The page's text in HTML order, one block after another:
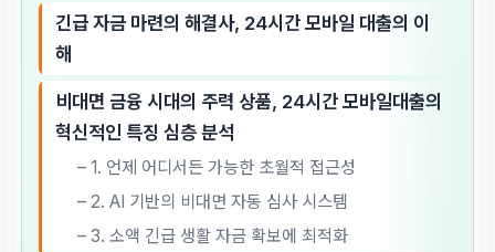
긴급 자금 마련의 해결사, 24시간 모바일 대출의 이
해
비대면 금융 시대의 주력 상품, 24시간 모바일대출의
혁신적인 특징 심층 분석
– 1. 언제 어디서든 가능한 초월적 접근성
– 2. AI 기반의 비대면 자동 심사 시스템
– 3. 소액 긴급 생활 자금 확보에 최적화